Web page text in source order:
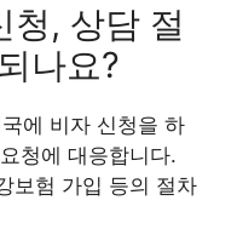
청, 상담 절
나요?
에 비자 신청을 하
청에 대응합니다.
보험 가입 등의 절차